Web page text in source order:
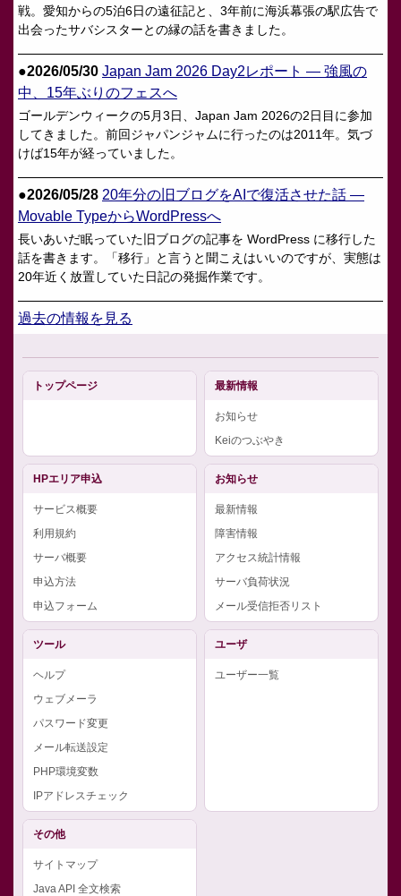
戦。愛知からの5泊6日の遠征記と、3年前に海浜幕張の駅広告で
出会ったサバシスターとの縁の話を書きました。
●2026/05/30 Japan Jam 2026 Day2レポート — 強風の
中、15年ぶりのフェスへ
ゴールデンウィークの5月3日、Japan Jam 2026の2日目に参加
してきました。前回ジャパンジャムに行ったのは2011年。気づ
けば15年が経っていました。
●2026/05/28 20年分の旧ブログをAIで復活させた話 —
Movable TypeからWordPressへ
長いあいだ眠っていた旧ブログの記事を WordPress に移行した
話を書きます。「移行」と言うと聞こえはいいのですが、実態は
20年近く放置していた日記の発掘作業です。
過去の情報を見る
トップページ 最新情報
お知らせ
Keiのつぶやき
HPエリア申込
サービス概要
利用規約
サーバ概要
申込方法
申込フォーム
お知らせ
最新情報
障害情報
アクセス統計情報
サーバ負荷状況
メール受信拒否リスト
ツール
ヘルプ
ウェブメーラ
パスワード変更
メール転送設定
PHP環境変数
IPアドレスチェック
ユーザ
ユーザー一覧
その他
サイトマップ
Java API 全文検索